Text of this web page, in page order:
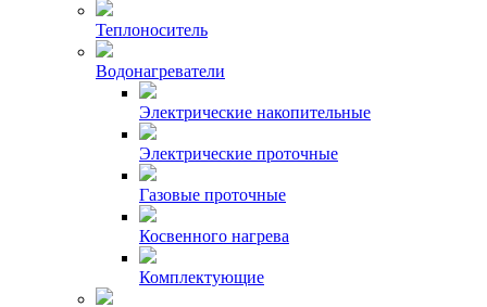
Теплоноситель
Водонагреватели
Электрические накопительные
Электрические проточные
Газовые проточные
Косвенного нагрева
Комплектующие